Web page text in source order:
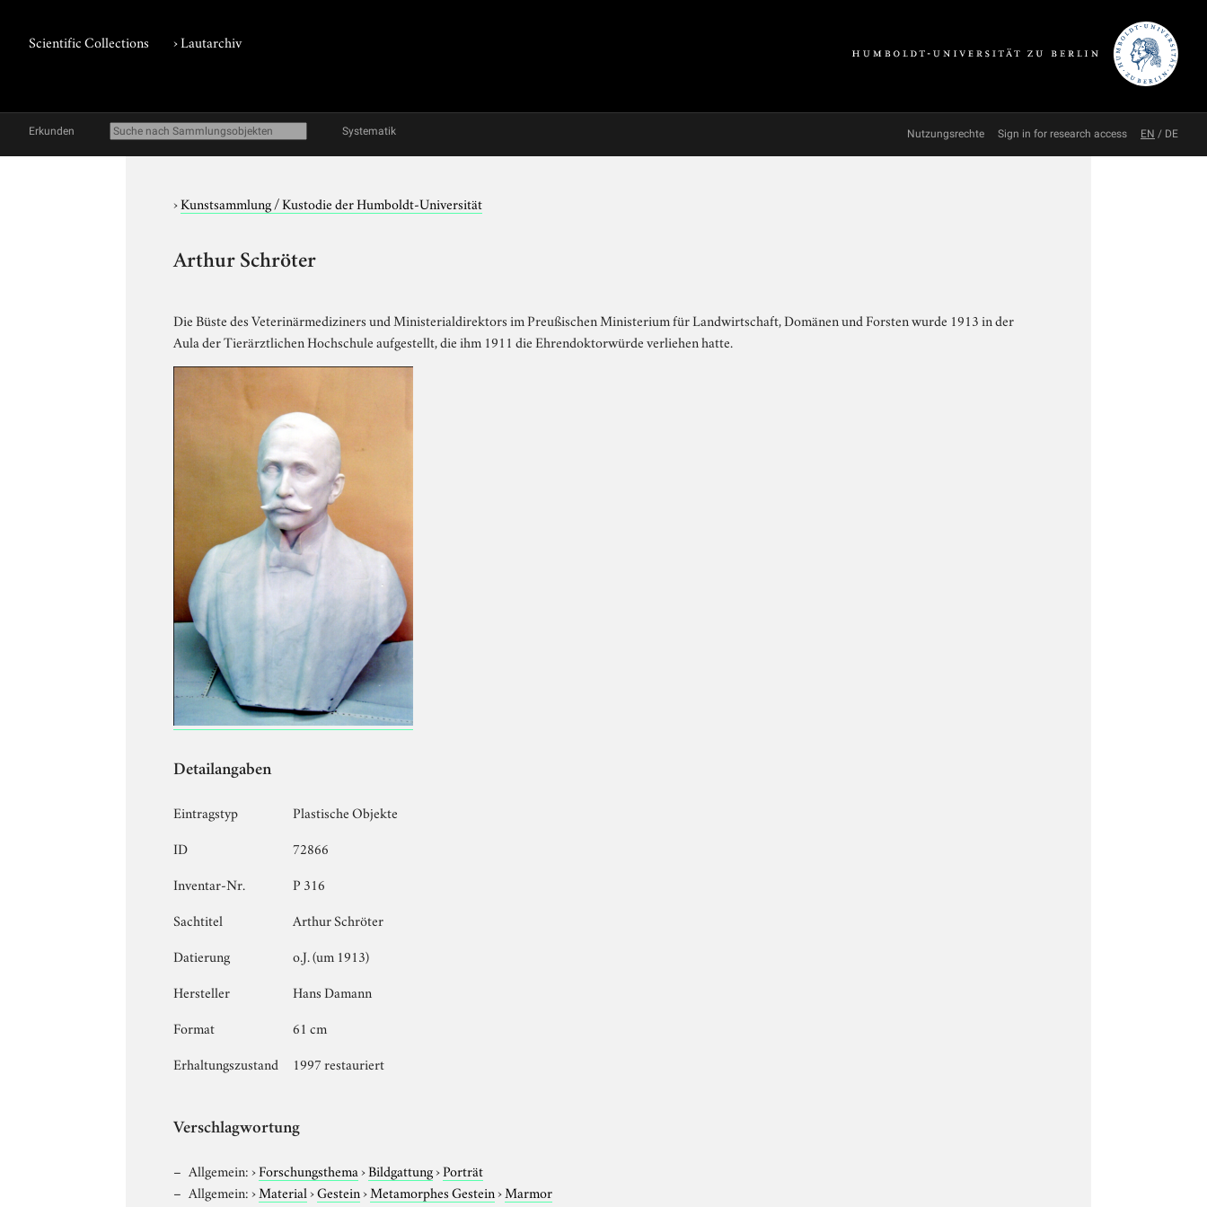
Scientific Collections ›Lautarchiv
Erkunden Systematik Nutzungsrechte Sign in for research access EN / DE
›Kunstsammlung / Kustodie der Humboldt-Universität
Arthur Schröter
Die Büste des Veterinärmediziners und Ministerialdirektors im Preußischen Ministerium für Landwirtschaft, Domänen und Forsten wurde 1913 in der
Aula der Tierärztlichen Hochschule aufgestellt, die ihm 1911 die Ehrendoktorwürde verliehen hatte.
Detailangaben
Eintragstyp
Plastische Objekte
ID
72866
Inventar-Nr.
P 316
Sachtitel
Arthur Schröter
Datierung
o.J. (um 1913)
Hersteller
Hans Damann
Format
61 cm
Erhaltungszustand
1997 restauriert
Verschlagwortung
Allgemein:›Forschungsthema›Bildgattung›Porträt
Allgemein:›Material›Gestein›Metamorphes Gestein›Marmor